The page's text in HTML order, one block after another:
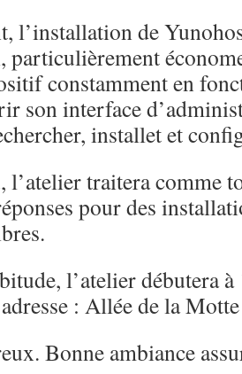
l’installation de
particulièrement
constamment en
son interface
installet et
l’atelier traitera comme
pour des
l’atelier débutera
: Allée de la
Bonne ambiance